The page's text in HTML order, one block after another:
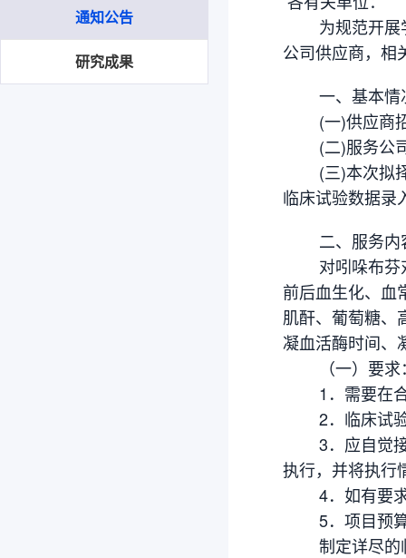
通知公告
研究成果
为规范开展学
公司供应商，相
一、基本情
(一)供应商招
(二)服务公司
(三)本次拟择
临床试验数据录
二、服务内
对吲哚布芬对
前后血生化、血
肌酐、葡萄糖、
凝血活酶时间、
（一）要求
1．需要在合
2．临床试验
3．应自觉接
执行，并将执行
4．如有要求
5．项目预
制定详尽的临